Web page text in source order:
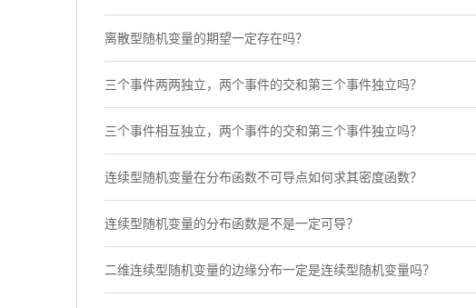
离散型随机变量的期望一定存在吗？
三个事件两两独立，两个事件的交和第三个事件独立吗？
三个事件相互独立，两个事件的交和第三个事件独立吗？
连续型随机变量在分布函数不可导点如何求其密度函数？
连续型随机变量的分布函数是不是一定可导？
二维连续型随机变量的边缘分布一定是连续型随机变量吗？